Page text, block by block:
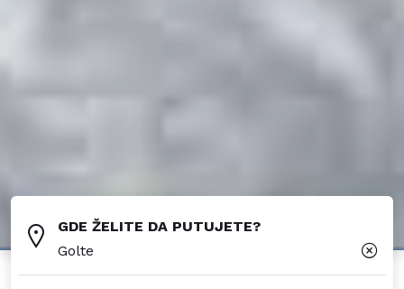
GDE ŽELITE DA PUTUJETE?
Golte